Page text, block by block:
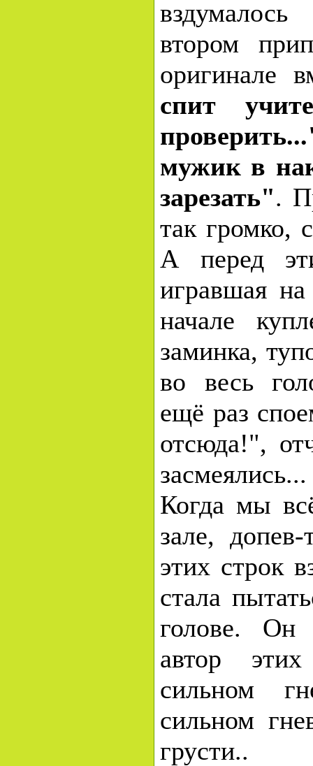
втором
оригинале
спит
мужик в
зарезать".
так громко,
А перед
игравшая
начале
заминка,
во весь
ещё раз
отсюда!",
засмеялись...
Когда мы
зале,
этих строк
стала
голове. Он
автор
сильном
сильном
грусти..